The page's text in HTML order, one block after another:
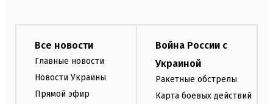
Все новости
Главные новости
Новости Украины
Прямой эфир
Война России с
Украиной
Ракетные обстрелы
Карта боевых действий